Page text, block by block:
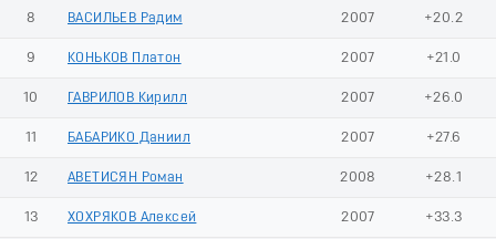
8 ВАСИЛЬЕВ Радим 2007 +20.2
9 КОНЬКОВ Платон 2007 +21.0
10 ГАВРИЛОВ Кирилл 2007 +26.0
11 БАБАРИКО Даниил 2007 +27.6
12 АВЕТИСЯН Роман 2008 +28.1
13 ХОХРЯКОВ Алексей 2007 +33.3